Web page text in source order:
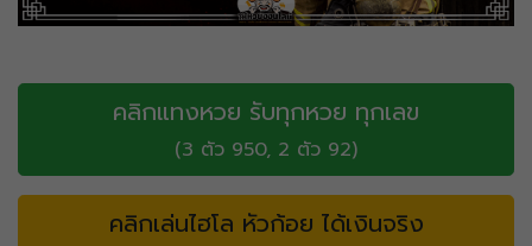
คลิกแทงหวย รับทุกหวย ทุกเลข
(3 ตัว 950, 2 ตัว 92)
คลิกเล่นไฮโล หัวก้อย ได้เงินจริง